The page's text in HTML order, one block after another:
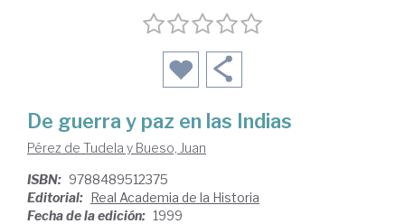
De guerra y paz en las Indias
Pérez de Tudela y Bueso, Juan
ISBN: 9788489512375
Editorial: Real Academia de la Historia
Fecha de la edición: 1999